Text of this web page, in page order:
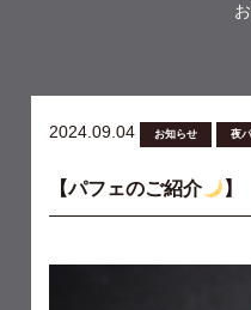
2024.09.04 お知らせ 夜
【パフェのご紹介 】